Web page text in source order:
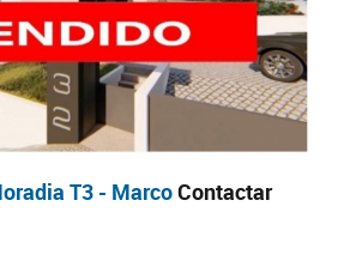
T3 - MarcoContactar